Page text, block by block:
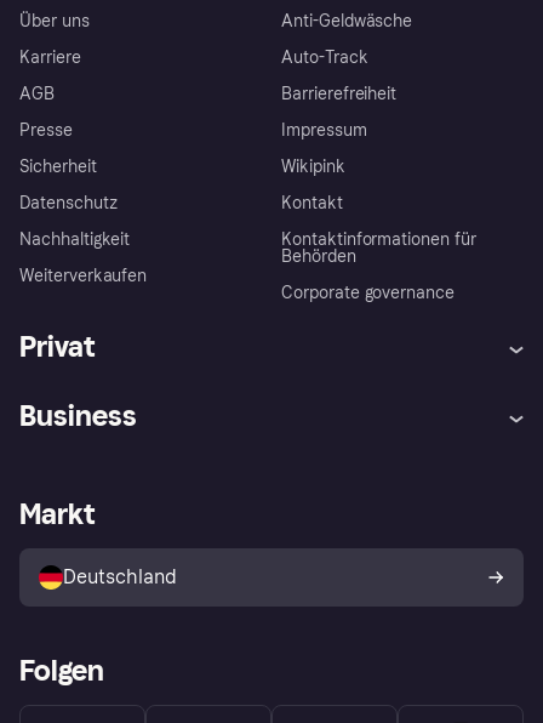
Über uns
Karriere
AGB
Presse
Sicherheit
Datenschutz
Nachhaltigkeit
Weiterverkaufen
Anti-Geldwäsche
Auto-Track
Barrierefreiheit
Impressum
Wikipink
Kontakt
Kontaktinformationen für
Behörden
Corporate governance
Privat
Klarna App
Shops entdecken
Käuferschutzrichtlinie
Dein Widerrufsrecht
Business
Händlerportal
Markt
Deutschland
Folgen